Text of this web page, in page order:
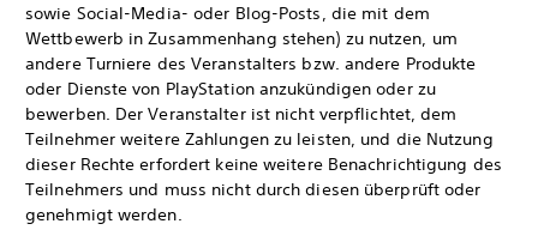
sowie Social-Media- oder Blog-Posts, die mit dem
Wettbewerb in Zusammenhang stehen) zu nutzen, um
andere Turniere des Veranstalters bzw. andere Produkte
oder Dienste von PlayStation anzukündigen oder zu
bewerben. Der Veranstalter ist nicht verpflichtet, dem
Teilnehmer weitere Zahlungen zu leisten, und die Nutzung
dieser Rechte erfordert keine weitere Benachrichtigung des
Teilnehmers und muss nicht durch diesen überprüft oder
genehmigt werden.